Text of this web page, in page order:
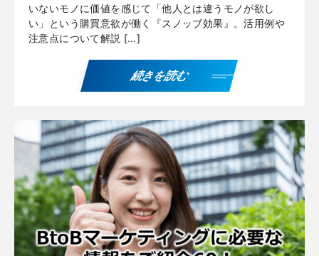
いないモノに価値を感じて「他人とは違うモノが欲し
い」という購買意欲が働く『スノッブ効果』。活用例や
注意点について解説 […]
続きを読む